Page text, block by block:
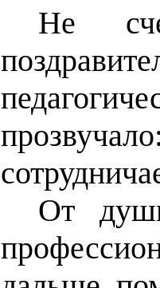
Не
От